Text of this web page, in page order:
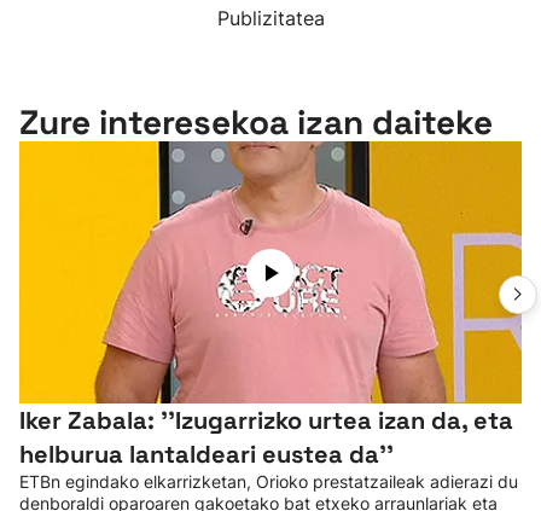
Publizitatea
Zure interesekoa izan daiteke
Iker Zabala: ''Izugarrizko urtea izan da, eta
helburua lantaldeari eustea da''
ETBn egindako elkarrizketan, Orioko prestatzaileak adierazi du
denboraldi oparoaren gakoetako bat etxeko arraunlariak eta